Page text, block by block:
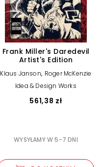
Frank Miller's Daredevil
Artist's Edition
Klaus Janson, Roger McKenzie
Idea & Design Works
561,38 zł
WYSYŁAMY W 5-7 DNI